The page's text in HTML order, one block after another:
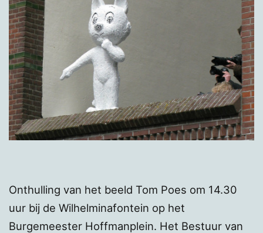
Onthulling van het beeld Tom Poes om 14.30
uur bij de Wilhelminafontein op het
Burgemeester Hoffmanplein. Het Bestuur van